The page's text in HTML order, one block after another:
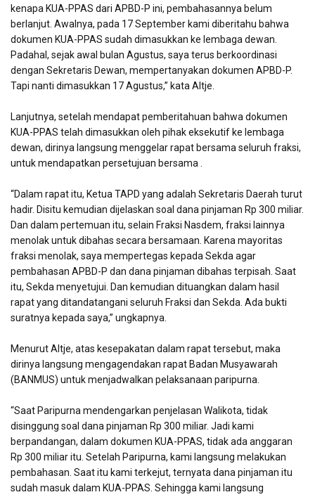
kenapa KUA-PPAS dari APBD-P ini, pembahasannya belum
berlanjut. Awalnya, pada 17 September kami diberitahu bahwa
dokumen KUA-PPAS sudah dimasukkan ke lembaga dewan.
Padahal, sejak awal bulan Agustus, saya terus berkoordinasi
dengan Sekretaris Dewan, mempertanyakan dokumen APBD-P.
Tapi nanti dimasukkan 17 Agustus,” kata Altje.
Lanjutnya, setelah mendapat pemberitahuan bahwa dokumen
KUA-PPAS telah dimasukkan oleh pihak eksekutif ke lembaga
dewan, dirinya langsung menggelar rapat bersama seluruh fraksi,
untuk mendapatkan persetujuan bersama .
“Dalam rapat itu, Ketua TAPD yang adalah Sekretaris Daerah turut
hadir. Disitu kemudian dijelaskan soal dana pinjaman Rp 300 miliar.
Dan dalam pertemuan itu, selain Fraksi Nasdem, fraksi lainnya
menolak untuk dibahas secara bersamaan. Karena mayoritas
fraksi menolak, saya mempertegas kepada Sekda agar
pembahasan APBD-P dan dana pinjaman dibahas terpisah. Saat
itu, Sekda menyetujui. Dan kemudian dituangkan dalam hasil
rapat yang ditandatangani seluruh Fraksi dan Sekda. Ada bukti
suratnya kepada saya,” ungkapnya.
Menurut Altje, atas kesepakatan dalam rapat tersebut, maka
dirinya langsung mengagendakan rapat Badan Musyawarah
(BANMUS) untuk menjadwalkan pelaksanaan paripurna.
“Saat Paripurna mendengarkan penjelasan Walikota, tidak
disinggung soal dana pinjaman Rp 300 miliar. Jadi kami
berpandangan, dalam dokumen KUA-PPAS, tidak ada anggaran
Rp 300 miliar itu. Setelah Paripurna, kami langsung melakukan
pembahasan. Saat itu kami terkejut, ternyata dana pinjaman itu
sudah masuk dalam KUA-PPAS. Sehingga kami langsung